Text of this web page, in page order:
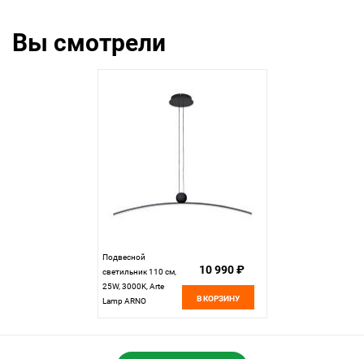
Вы смотрели
Подвесной
светильник 110 см,
25W, 3000K, Arte
Lamp ARNO
10 990 ₽
В КОРЗИНУ